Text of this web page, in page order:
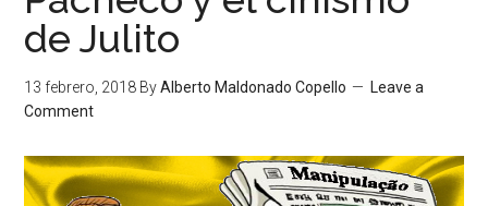
de Julito
13 febrero, 2018 ByAlberto Maldonado Copello
Leave a
Comment